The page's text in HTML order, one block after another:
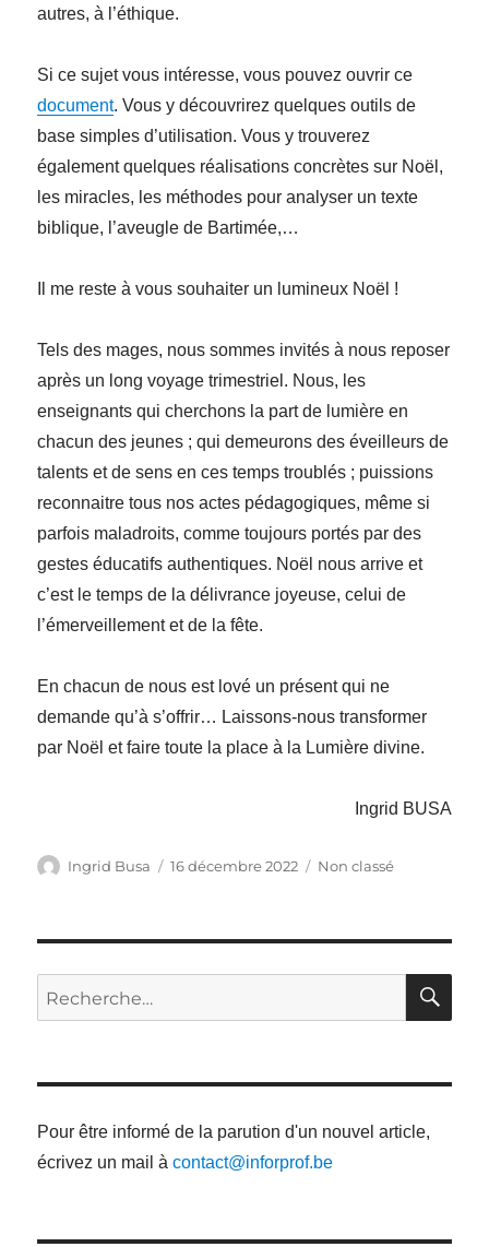
autres, à l’éthique.
Si ce sujet vous intéresse, vous pouvez ouvrir ce
document. Vous y découvrirez quelques outils de
base simples d’utilisation. Vous y trouverez
également quelques réalisations concrètes sur Noël,
les miracles, les méthodes pour analyser un texte
biblique, l’aveugle de Bartimée,…
Il me reste à vous souhaiter un lumineux Noël !
Tels des mages, nous sommes invités à nous reposer
après un long voyage trimestriel. Nous, les
enseignants qui cherchons la part de lumière en
chacun des jeunes ; qui demeurons des éveilleurs de
talents et de sens en ces temps troublés ; puissions
reconnaitre tous nos actes pédagogiques, même si
parfois maladroits, comme toujours portés par des
gestes éducatifs authentiques. Noël nous arrive et
c’est le temps de la délivrance joyeuse, celui de
l’émerveillement et de la fête.
En chacun de nous est lové un présent qui ne
demande qu’à s’offrir… Laissons-nous transformer
par Noël et faire toute la place à la Lumière divine.
Ingrid BUSA
Auteur
Ingrid Busa
Publié
16 décembre 2022 Catégories
Non classé
Recherche
pour
Pour être informé de la parution d'un nouvel article,
écrivez un mail àcontact@inforprof.be